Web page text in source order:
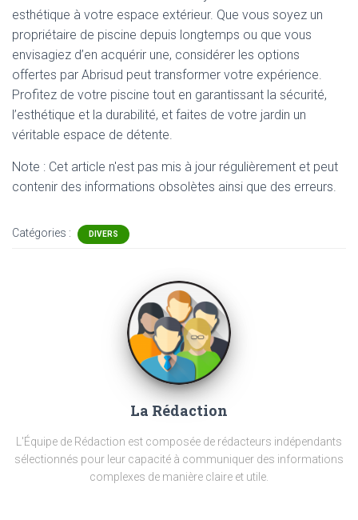
esthétique à votre espace extérieur. Que vous soyez un
propriétaire de piscine depuis longtemps ou que vous
envisagiez d’en acquérir une, considérer les options
offertes par Abrisud peut transformer votre expérience.
Profitez de votre piscine tout en garantissant la sécurité,
l’esthétique et la durabilité, et faites de votre jardin un
véritable espace de détente.
Note : Cet article n'est pas mis à jour régulièrement et peut
contenir des informations obsolètes ainsi que des erreurs.
Catégories : DIVERS
La Rédaction
L'Équipe de Rédaction est composée de rédacteurs indépendants
sélectionnés pour leur capacité à communiquer des informations
complexes de manière claire et utile.